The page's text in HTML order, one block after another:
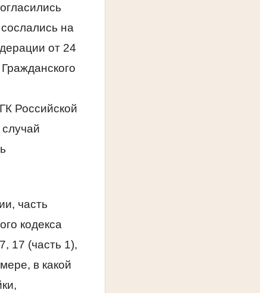
на
от 24
ГК Российской
часть
кодекса
17 (часть 1),
в какой